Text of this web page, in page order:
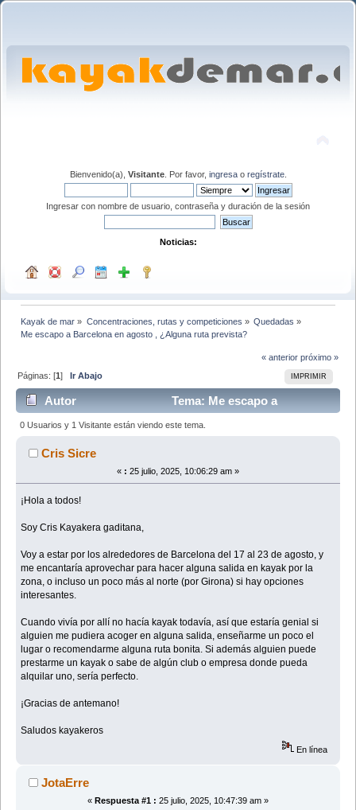
Bienvenido(a), Visitante. Por favor, ingresao regístrate.
Ingresar con nombre de usuario, contraseña y duración de la sesión
Noticias:
Kayak de mar » Concentraciones, rutas y competiciones » Quedadas »
Me escapo a Barcelona en agosto , ¿Alguna ruta prevista?
« anterior próximo »
IMPRIMIR
Páginas: [1]Ir Abajo
Autor
Tema: Me escapo a
Barcelona en agosto , ¿Alguna ruta prevista? (Leído
15701 veces)
0 Usuarios y 1 Visitante están viendo este tema.
Cris Sicre
« : 25 julio, 2025, 10:06:29 am »
¡Hola a todos!
Soy Cris Kayakera gaditana,
Voy a estar por los alrededores de Barcelona del 17 al 23 de agosto, y
me encantaría aprovechar para hacer alguna salida en kayak por la
zona, o incluso un poco más al norte (por Girona) si hay opciones
interesantes.
Cuando vivía por allí no hacía kayak todavía, así que estaría genial si
alguien me pudiera acoger en alguna salida, enseñarme un poco el
lugar o recomendarme alguna ruta bonita. Si además alguien puede
prestarme un kayak o sabe de algún club o empresa donde pueda
alquilar uno, sería perfecto.
¡Gracias de antemano!
Saludos kayakeros
En línea
JotaErre
« Respuesta #1 : 25 julio, 2025, 10:47:39 am »